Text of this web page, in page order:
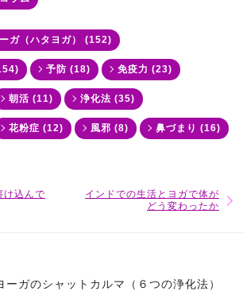
ガ（ハタヨガ） (152)
予防 (18) 免疫力 (23)
朝活 (11) 浄化法 (35)
花粉症 (12) 風邪 (8) 鼻づまり (16)
け込んで
インドでの生活とヨガで体が
どう変わったか
ーガのシャットカルマ（６つの浄化法）